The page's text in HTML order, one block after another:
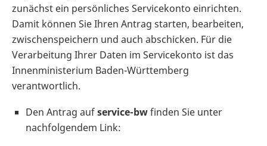
zunächst ein persönliches Servicekonto einrichten.
Damit können Sie Ihren Antrag starten, bearbeiten,
zwischenspeichern und auch abschicken. Für die
Verarbeitung Ihrer Daten im Servicekonto ist das
Innenministerium Baden-Württemberg
verantwortlich.
Den Antrag aufservice-bwfinden Sie unter
nachfolgendem Link: